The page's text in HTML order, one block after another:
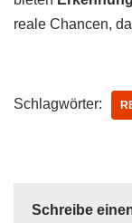
reale Chancen,
Schlagwörter:
Schreibe